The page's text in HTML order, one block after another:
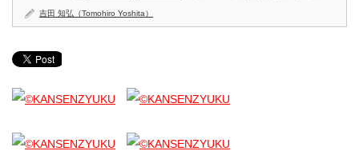
リ
ー
編」
は
吉田 知弘（Tomohiro Yoshita）